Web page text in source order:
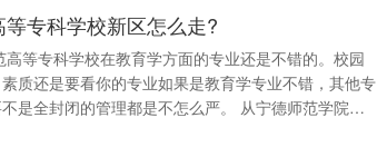
专科学校新区怎么走?
等专科学校在教育学方面的专业还是不错的。校园
质还是要看你的专业如果是教育学专业不错，其他专
管理都是不怎么严。 从宁德师范学院到